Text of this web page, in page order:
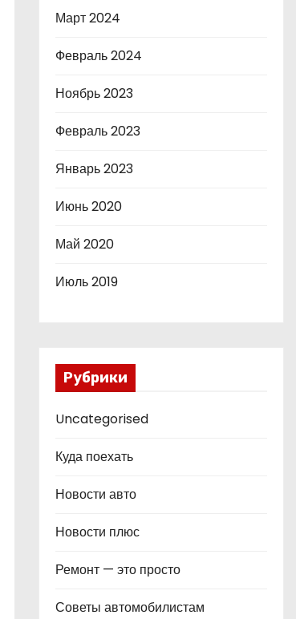
Март 2024
Февраль 2024
Ноябрь 2023
Февраль 2023
Январь 2023
Июнь 2020
Май 2020
Июль 2019
Рубрики
Uncategorised
Куда поехать
Новости авто
Новости плюс
Ремонт — это просто
Советы автомобилистам